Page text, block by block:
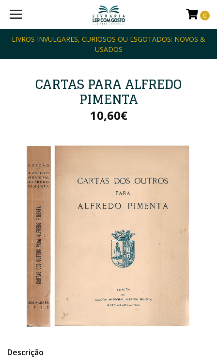
LIVROS INVULGARES, CURIOSOS OU ESGOTADOS: NOVOS &
USADOS
0
CARTAS PARA ALFREDO
PIMENTA
10,60€
Descrição